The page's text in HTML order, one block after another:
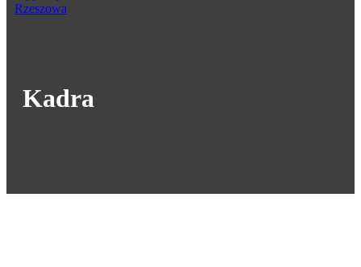
Kadra